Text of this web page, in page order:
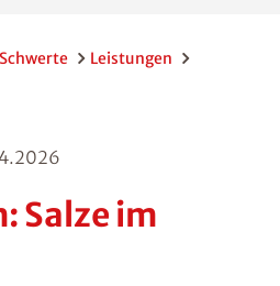
Leistungen
Salze im